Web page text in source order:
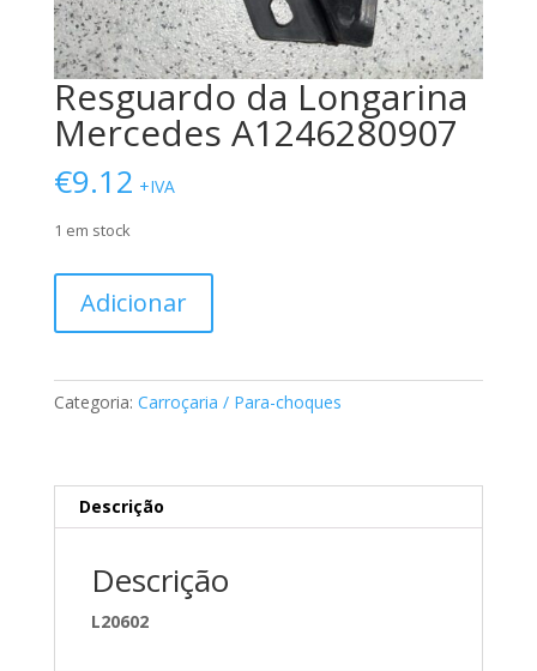
Resguardo da Longarina
Mercedes A1246280907
€9.12 +IVA
1 em stock
Resguardo
Longarina
Adicionar
Categoria: Carroçaria / Para-choques
Descrição
Descrição
L20602